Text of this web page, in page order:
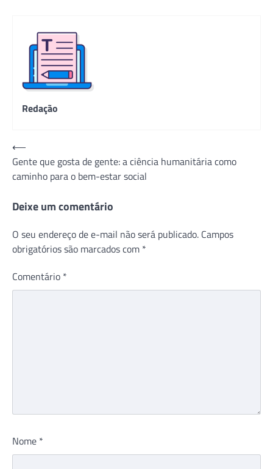
Redação
Navegação
de
Post
⟵
Gente que gosta de gente: a ciência humanitária como
caminho para o bem-estar social
Deixe um comentário
O seu endereço de e-mail não será publicado. Campos
obrigatórios são marcados com *
Comentário *
Nome *